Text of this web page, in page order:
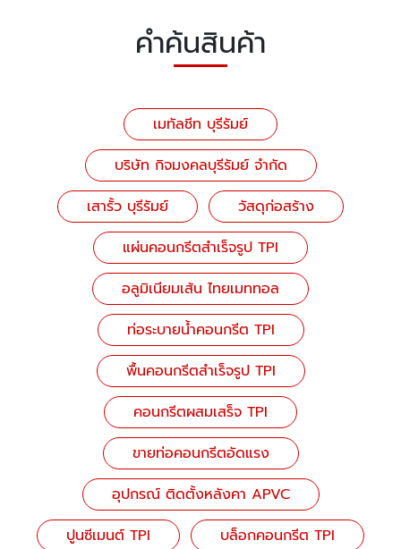
คำค้นสินค้า
เมทัลชีท บุรีรัมย์
บริษัท กิจมงคลบุรีรัมย์ จำกัด
เสารั้ว บุรีรัมย์
วัสดุก่อสร้าง
แผ่นคอนกรีตสำเร็จรูป TPI
อลูมิเนียมเส้น ไทยเมททอล
ท่อระบายน้ำคอนกรีต TPI
พื้นคอนกรีตสำเร็จรูป TPI
คอนกรีตผสมเสร็จ TPI
ขายท่อคอนกรีตอัดแรง
อุปกรณ์ ติดตั้งหลังคา APVC
ปูนซีเมนต์ TPI
บล็อกคอนกรีต TPI